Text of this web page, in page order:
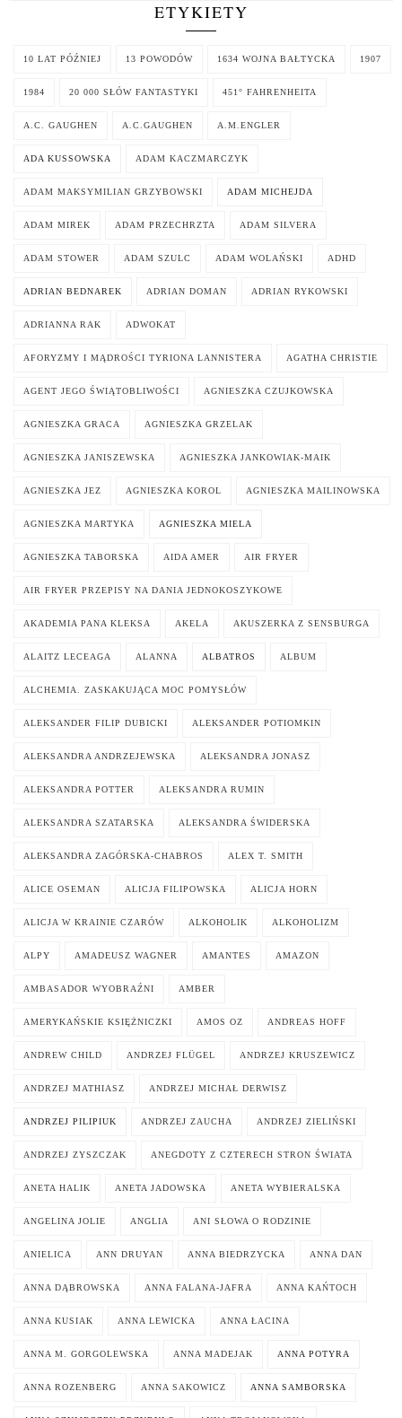
ETYKIETY
10 LAT PÓŹNIEJ 13 POWODÓW 1634 WOJNA BAŁTYCKA 1907
1984 20 000 SŁÓW FANTASTYKI 451° FAHRENHEITA
A.C. GAUGHEN A.C.GAUGHEN A.M.ENGLER
ADA KUSSOWSKA ADAM KACZMARCZYK
ADAM MAKSYMILIAN GRZYBOWSKI ADAM MICHEJDA
ADAM MIREK ADAM PRZECHRZTA ADAM SILVERA
ADAM STOWER ADAM SZULC ADAM WOLAŃSKI ADHD
ADRIAN BEDNAREK ADRIAN DOMAN ADRIAN RYKOWSKI
ADRIANNA RAK ADWOKAT
AFORYZMY I MĄDROŚCI TYRIONA LANNISTERA AGATHA CHRISTIE
AGENT JEGO ŚWIĄTOBLIWOŚCI AGNIESZKA CZUJKOWSKA
AGNIESZKA GRACA AGNIESZKA GRZELAK
AGNIESZKA JANISZEWSKA AGNIESZKA JANKOWIAK-MAIK
AGNIESZKA JEZ AGNIESZKA KOROL AGNIESZKA MAILINOWSKA
AGNIESZKA MARTYKA AGNIESZKA MIELA
AGNIESZKA TABORSKA AIDA AMER AIR FRYER
AIR FRYER PRZEPISY NA DANIA JEDNOKOSZYKOWE
AKADEMIA PANA KLEKSA AKELA AKUSZERKA Z SENSBURGA
ALAITZ LECEAGA ALANNA ALBATROS ALBUM
ALCHEMIA. ZASKAKUJĄCA MOC POMYSŁÓW
ALEKSANDER FILIP DUBICKI ALEKSANDER POTIOMKIN
ALEKSANDRA ANDRZEJEWSKA ALEKSANDRA JONASZ
ALEKSANDRA POTTER ALEKSANDRA RUMIN
ALEKSANDRA SZATARSKA ALEKSANDRA ŚWIDERSKA
ALEKSANDRA ZAGÓRSKA-CHABROS ALEX T. SMITH
ALICE OSEMAN ALICJA FILIPOWSKA ALICJA HORN
ALICJA W KRAINIE CZARÓW ALKOHOLIK ALKOHOLIZM
ALPY AMADEUSZ WAGNER AMANTES AMAZON
AMBASADOR WYOBRAŹNI AMBER
AMERYKAŃSKIE KSIĘŻNICZKI AMOS OZ ANDREAS HOFF
ANDREW CHILD ANDRZEJ FLÜGEL ANDRZEJ KRUSZEWICZ
ANDRZEJ MATHIASZ ANDRZEJ MICHAŁ DERWISZ
ANDRZEJ PILIPIUK ANDRZEJ ZAUCHA ANDRZEJ ZIELIŃSKI
ANDRZEJ ZYSZCZAK ANEGDOTY Z CZTERECH STRON ŚWIATA
ANETA HALIK ANETA JADOWSKA ANETA WYBIERALSKA
ANGELINA JOLIE ANGLIA ANI SŁOWA O RODZINIE
ANIELICA ANN DRUYAN ANNA BIEDRZYCKA ANNA DAN
ANNA DĄBROWSKA ANNA FALANA-JAFRA ANNA KAŃTOCH
ANNA KUSIAK ANNA LEWICKA ANNA ŁACINA
ANNA M. GORGOLEWSKA ANNA MADEJAK ANNA POTYRA
ANNA ROZENBERG ANNA SAKOWICZ ANNA SAMBORSKA